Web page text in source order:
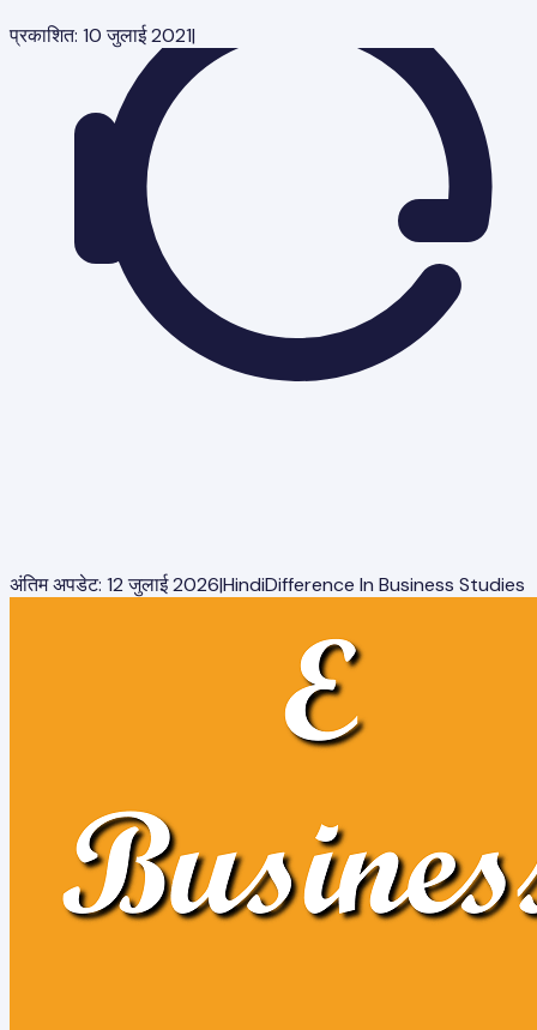
प्रकाशित: 10 जुलाई 2021|
अंतिम अपडेट: 12 जुलाई 2026|HindiDifference In Business Studies